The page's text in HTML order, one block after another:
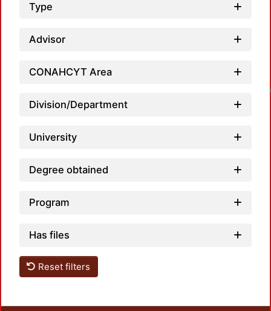
Type
Advisor
CONAHCYT Area
Division/Department
University
Degree obtained
Program
Has files
Reset filters